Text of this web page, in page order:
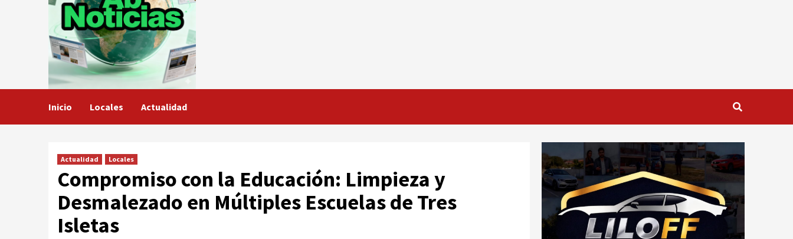
Inicio Locales Actualidad
Actualidad Locales
Compromiso con la Educación: Limpieza y
Desmalezado en Múltiples Escuelas de Tres
Isletas